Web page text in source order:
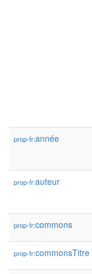
prop-fr:année
prop-fr:auteur
prop-fr:commons
prop-fr:commonsTitre